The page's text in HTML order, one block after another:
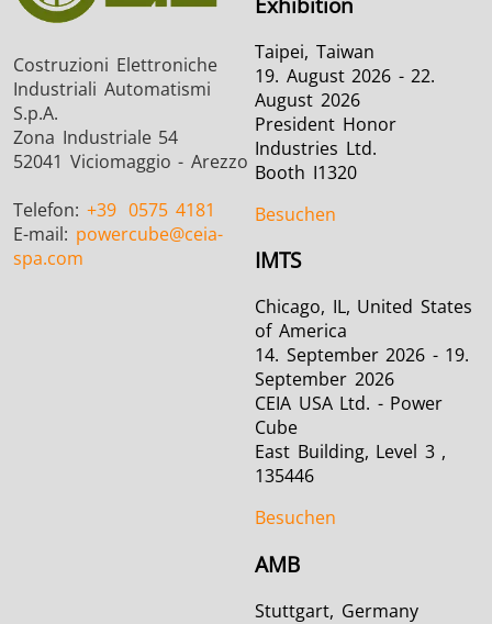
Costruzioni Elettroniche
Industriali Automatismi
S.p.A.
Zona Industriale 54
52041 Viciomaggio - Arezzo
Telefon: +39 0575 4181
E-mail: powercube@ceia-
spa.com
Taipei, Taiwan
19. August 2026 - 22.
August 2026
President Honor
Industries Ltd.
Booth I1320
Besuchen
IMTS
Chicago, IL, United States
of America
14. September 2026 - 19.
September 2026
CEIA USA Ltd. - Power
Cube
East Building, Level 3 ,
135446
Besuchen
AMB
Stuttgart, Germany